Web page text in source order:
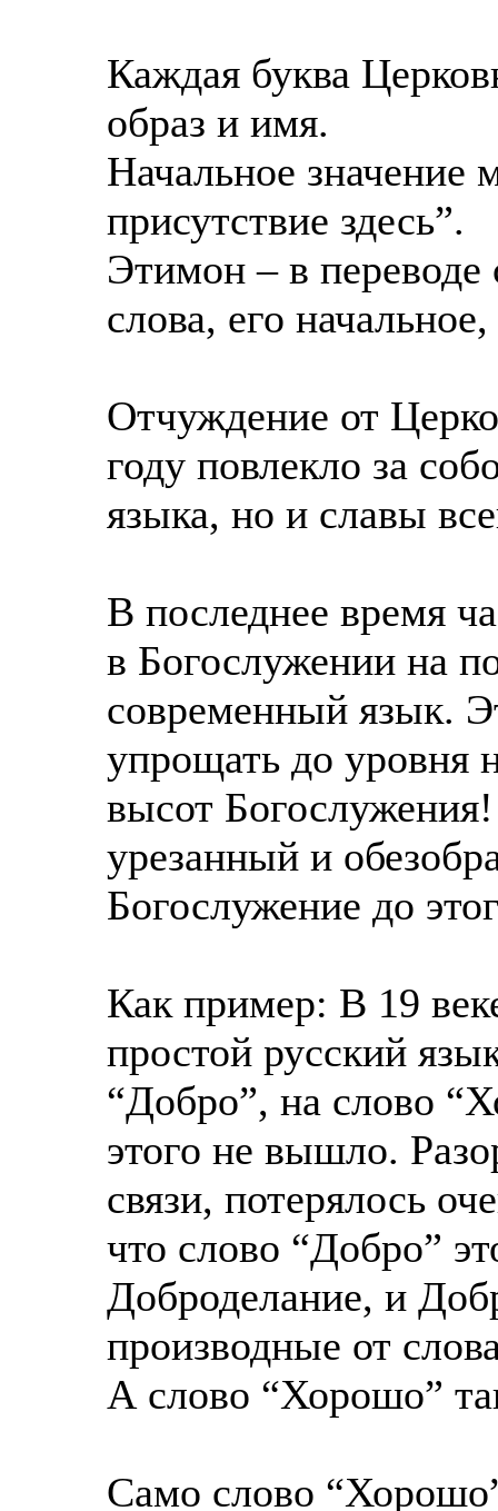
Каждая буква
образ и имя.
Начальное
присутствие здесь”.
Этимон – в переводе
слова, его
Отчуждение от
году повлекло за
языка, но и славы
В последнее время
в Богослужении на
современный язык.
упрощать до уровня
высот
урезанный и
Богослужение до
Как пример: В 19
простой русский
“Добро”, на слово
этого не вышло.
связи, потерялось
что слово “Добро”
Доброделание, и
производные от
А слово “Хорошо”
Само слово